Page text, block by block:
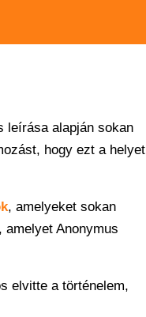
leírása alapján sokan
hogy ezt a helyet
, amelyeket sokan
Anonymus
elvitte a történelem,